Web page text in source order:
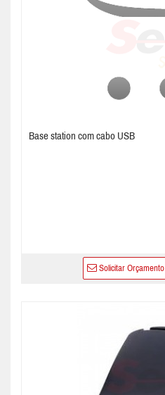
Base station com cabo USB
Solicitar Orçamento